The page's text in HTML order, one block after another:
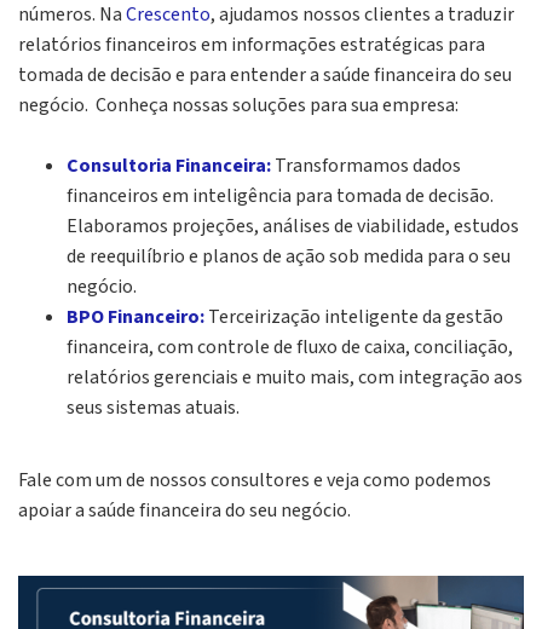
números. NaCrescento, ajudamos nossos clientes a traduzir
relatórios financeiros em informações estratégicas para
tomada de decisão e para entender a saúde financeira do seu
negócio. Conheça nossas soluções para sua empresa:
Consultoria Financeira:Transformamos dados
financeiros em inteligência para tomada de decisão.
Elaboramos projeções, análises de viabilidade, estudos
de reequilíbrio e planos de ação sob medida para o seu
negócio.
BPO Financeiro:Terceirização inteligente da gestão
financeira, com controle de fluxo de caixa, conciliação,
relatórios gerenciais e muito mais, com integração aos
seus sistemas atuais.
Fale com um de nossos consultores e veja como podemos
apoiar a saúde financeira do seu negócio.